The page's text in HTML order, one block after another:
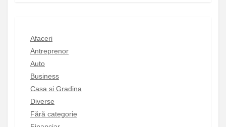
Afaceri
Antreprenor
Auto
Business
Casa si Gradina
Diverse
Fără categorie